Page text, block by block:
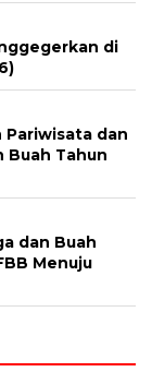
di
Pariwisata dan
Buah Tahun
dan Buah
Menuju